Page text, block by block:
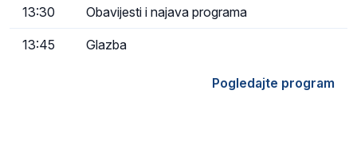
13:30 Obavijesti i najava programa
13:45 Glazba
Pogledajte program